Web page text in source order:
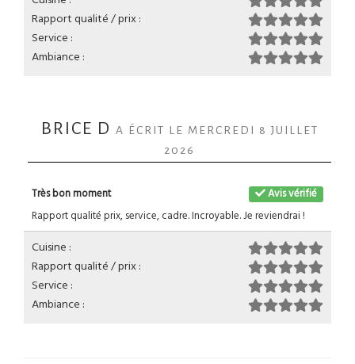
Rapport qualité / prix :
Service :
Ambiance :
BRICE D A ÉCRIT LE MERCREDI 8 JUILLET
2026
Avis vérifié
Très bon moment
Rapport qualité prix, service, cadre. Incroyable. Je reviendrai !
Cuisine :
Rapport qualité / prix :
Service :
Ambiance :